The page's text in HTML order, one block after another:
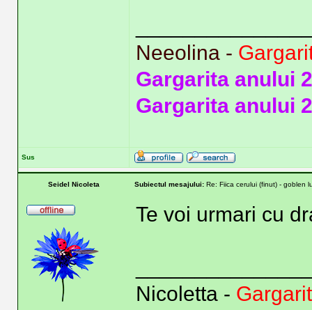
Neeolina -
Gargarita anului
Gargarita anului
Sus
Seidel Nicoleta Subiectul mesajului: Re: Fiica cerului (finut) - goblen
Te voi urmari cu
Nicoletta -